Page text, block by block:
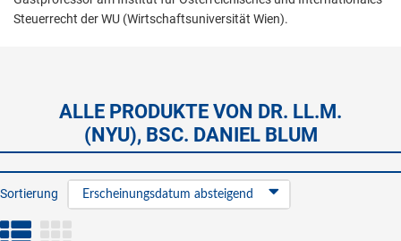
Steuerrecht der WU (Wirtschaftsuniversität Wien).
ALLE PRODUKTE VON DR. LL.M.
(NYU), BSC. DANIEL BLUM
Sortierung Erscheinungsdatum absteigend